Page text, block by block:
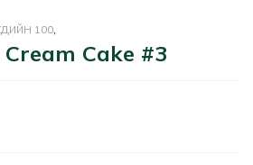
100,
Cake #3